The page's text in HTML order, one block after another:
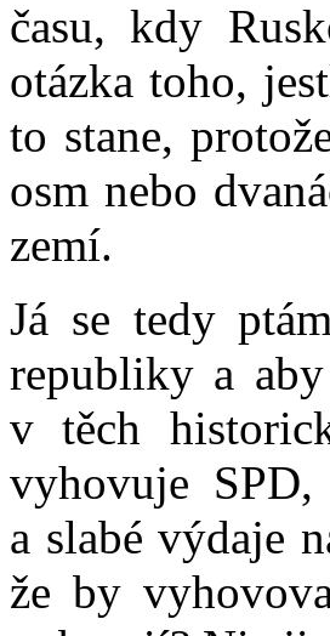
času, kdy
otázka toho,
to stane,
osm nebo
zemí.
Já se tedy
republiky a
v těch
vyhovuje
a slabé výdaje
že by